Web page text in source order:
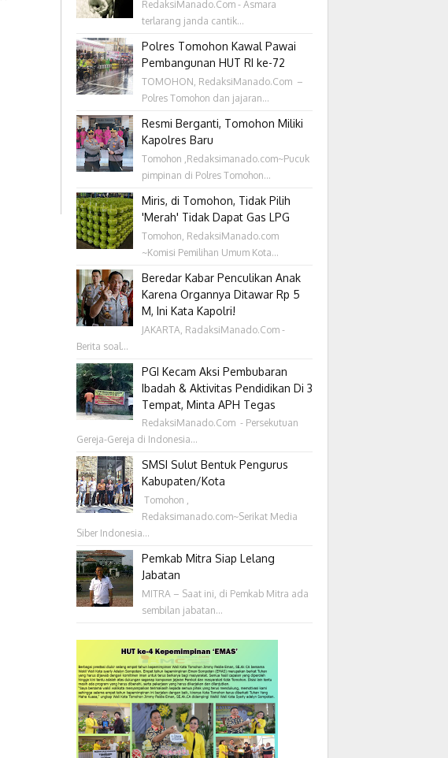
RedaksiManado.Com - Asmara
terlarang janda cantik...
Polres Tomohon Kawal Pawai
Pembangunan HUT RI ke-72
TOMOHON, RedaksiManado.Com –
Polres Tomohon dan jajaran...
Resmi Berganti, Tomohon Miliki
Kapolres Baru
Tomohon ,Redaksimanado.com~Pucuk
pimpinan di Polres Tomohon...
Miris, di Tomohon, Tidak Pilih
'Merah' Tidak Dapat Gas LPG
Tomohon, RedaksiManado.com
~Komisi Pemilihan Umum Kota...
Beredar Kabar Penculikan Anak
Karena Organnya Ditawar Rp 5
M, Ini Kata Kapolri!
JAKARTA, RadaksiManado.Com -
Berita soal...
PGI Kecam Aksi Pembubaran
Ibadah & Aktivitas Pendidikan Di 3
Tempat, Minta APH Tegas
RedaksiManado.Com - Persekutuan
Gereja-Gereja di Indonesia...
SMSI Sulut Bentuk Pengurus
Kabupaten/Kota
‎ Tomohon ,
Redaksimanado.com~Serikat Media
Siber Indonesia...
Pemkab Mitra Siap Lelang
Jabatan
MITRA – Saat ini, di Pemkab Mitra ada
sembilan jabatan...